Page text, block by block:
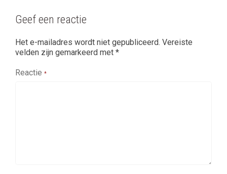
Geef een reactie
Het e-mailadres wordt niet gepubliceerd. Vereiste
velden zijn gemarkeerd met *
Reactie *